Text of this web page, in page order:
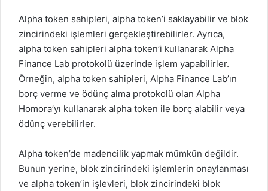
Alpha token sahipleri, alpha token’i saklayabilir ve blok
zincirindeki işlemleri gerçekleştirebilirler. Ayrıca,
alpha token sahipleri alpha token’i kullanarak Alpha
Finance Lab protokolü üzerinde işlem yapabilirler.
Örneğin, alpha token sahipleri, Alpha Finance Lab’ın
borç verme ve ödünç alma protokolü olan Alpha
Homora’yı kullanarak alpha token ile borç alabilir veya
ödünç verebilirler.
Alpha token’de madencilik yapmak mümkün değildir.
Bunun yerine, blok zincirindeki işlemlerin onaylanması
ve alpha token’in işlevleri, blok zincirindeki blok